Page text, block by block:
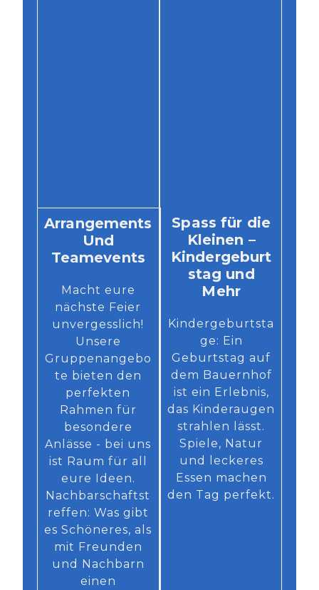
Arrangements
Und
Teamevents
Macht eure
nächste Feier
unvergesslich!
Unsere
Gruppenangebo
te bieten den
perfekten
Rahmen für
besondere
Anlässe - bei uns
ist Raum für all
eure Ideen.
Nachbarschaftst
reffen: Was gibt
es Schöneres, als
mit Freunden
und Nachbarn
einen
Spass für die
Kleinen –
Kindergeburt
stag und
Mehr
Kindergeburtsta
ge: Ein
Geburtstag auf
dem Bauernhof
ist ein Erlebnis,
das Kinderaugen
strahlen lässt.
Spiele, Natur
und leckeres
Essen machen
den Tag perfekt.